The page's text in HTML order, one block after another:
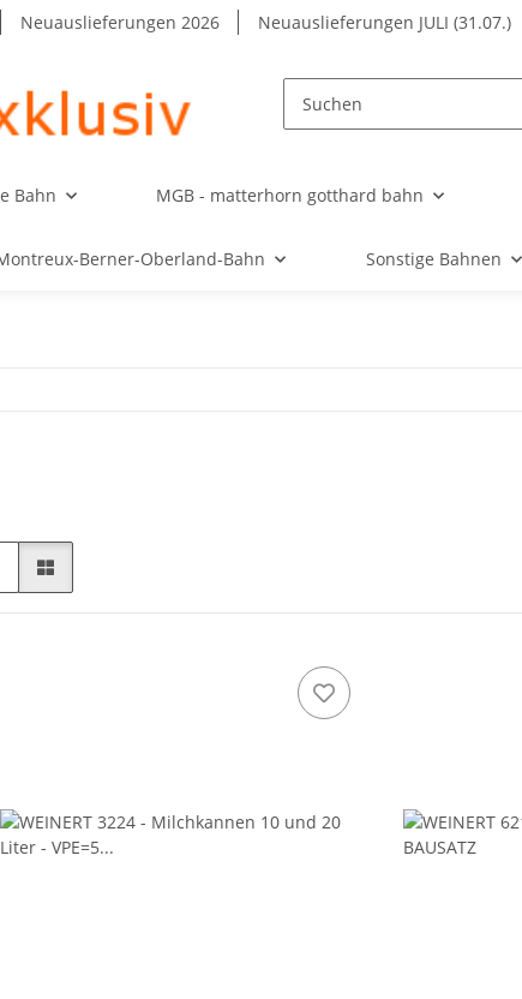
Neuauslieferungen 2026 Neuauslieferungen JULI (31.07.)
Bahn MGB - matterhorn gotthard bahn
Berner-Oberland-Bahn Sonstige Bahnen